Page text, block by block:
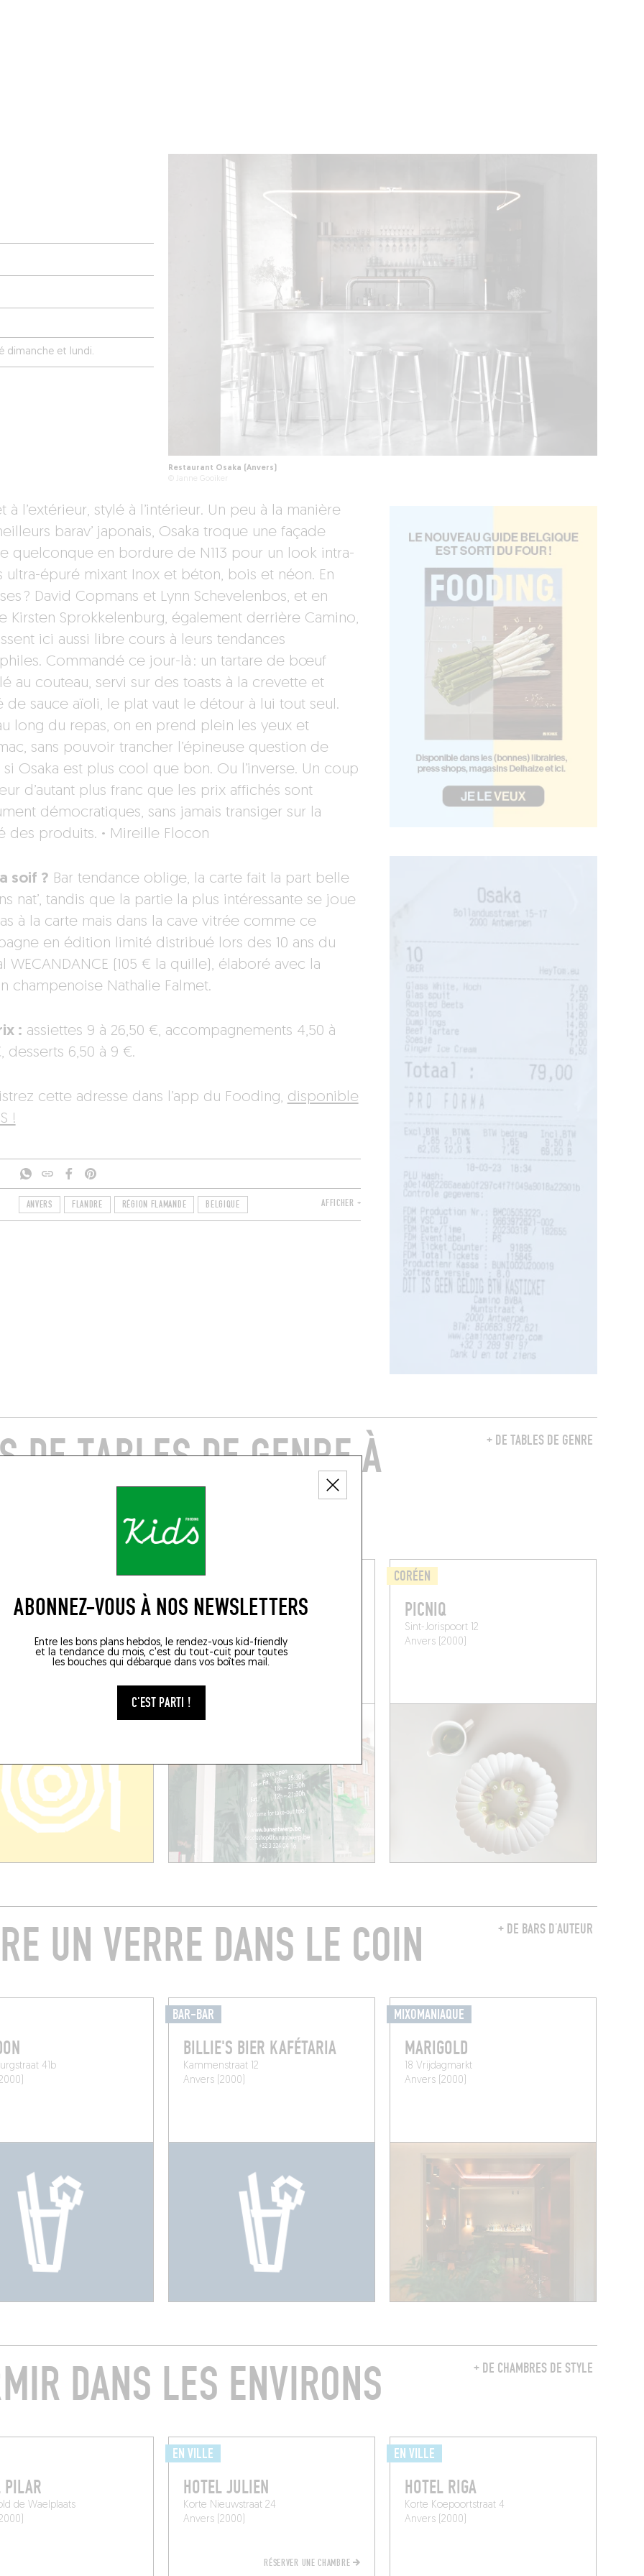
ABONNEZ-VOUS À NOS NEWSLETTERS
Entre les bons plans hebdos, le rendez-vous kid-friendly
et la tendance du mois, c'est du tout-cuit pour toutes
les bouches qui débarque dans vos boîtes mail.
C'EST PARTI !
dimanche et lundi.
Restaurant Osaka (Anvers)
© Janne Gooiker
à l’extérieur, stylé à l’intérieur. Un peu à la manière
barav’ japonais, Osaka troque une façade
quelconque en bordure de N113 pour un look intra-
ultra-épuré mixant Inox et béton, bois et néon. En
? David Copmans et Lynn Schevelenbos, et en
Kirsten Sprokkelenburg, également derrière Camino,
ici aussi libre cours à leurs tendances
Commandé ce jour-là : un tartare de bœuf
au couteau, servi sur des toasts à la crevette et
de sauce aïoli, le plat vaut le détour à lui tout seul.
long du repas, on en prend plein les yeux et
sans pouvoir trancher l’épineuse question de
si Osaka est plus cool que bon. Ou l’inverse. Un coup
d’autant plus franc que les prix affichés sont
démocratiques, sans jamais transiger sur la
des produits. · Mireille Flocon
soif ? Bar tendance oblige, la carte fait la part belle
nat’, tandis que la partie la plus intéressante se joue
à la carte mais dans la cave vitrée comme ce
en édition limité distribué lors des 10 ans du
WECANDANCE (105 € la quille), élaboré avec la
champenoise Nathalie Falmet.
: assiettes 9 à 26,50 €, accompagnements 4,50 à
desserts 6,50 à 9 €.
cette adresse dans l’app du Fooding, disponible
!
ANVERS FLANDRE RÉGION FLAMANDE BELGIQUE AFFICHER +
+ DE TABLES DE GENRE
DE TABLES DE GENRE À
PROXIMITÉ
VIETNAMIEN
LITTLE BÚN
Anvers (2000)
CORÉEN
PICNIQ
Sint-Jorispoort 12
Anvers (2000)
+ DE BARS D’AUTEUR
UN VERRE DANS LE COIN
41b
BAR-BAR
BILLIE'S BIER KAFÉTARIA
Kammenstraat 12
Anvers (2000)
MIXOMANIAQUE
MARIGOLD
18 Vrijdagmarkt
Anvers (2000)
+ DE CHAMBRES DE STYLE
DANS LES ENVIRONS
PILAR
de Waelplaats
EN VILLE
HOTEL JULIEN
Korte Nieuwstraat 24
Anvers (2000)
RÉSERVER UNE CHAMBRE
EN VILLE
HOTEL RIGA
Korte Koepoortstraat 4
Anvers (2000)